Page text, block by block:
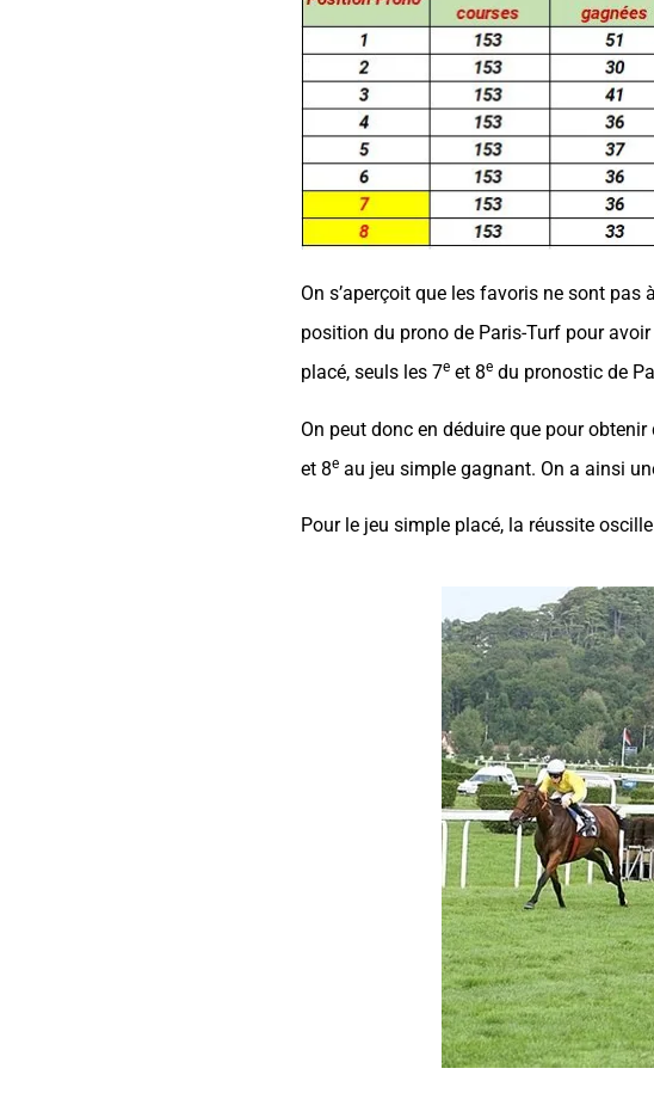
On s’aperçoit que les favoris ne sont
position du prono de Paris-Turf pour
placé, seuls les 7e et 8e du pronostic de
On peut donc en déduire que pour
et 8e au jeu simple gagnant. On a ainsi
Pour le jeu simple placé, la réussite